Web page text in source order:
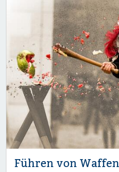
Führen von Waffen